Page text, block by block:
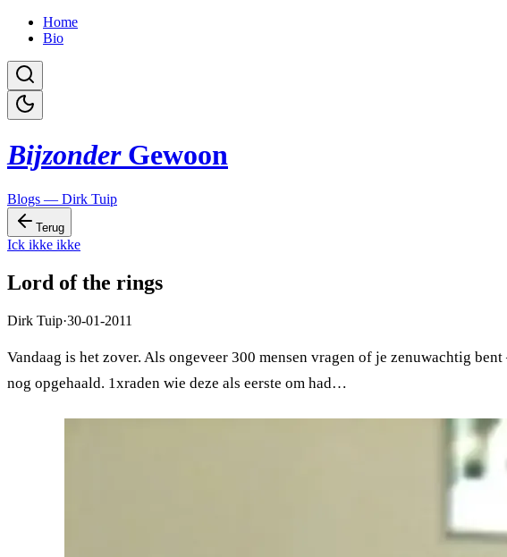
Home
Bio
Bijzonder Gewoon
Blogs — Dirk Tuip
Terug
Ick ikke ikke
Lord of the rings
Dirk Tuip·30-01-2011
Vandaag is het zover. Als ongeveer 300 mensen vragen of je zenuwachtig
nog opgehaald. 1xraden wie deze als eerste om had…